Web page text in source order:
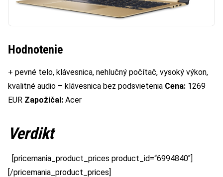
Hodnotenie
+ pevné telo, klávesnica, nehlučný počítač, vysoký výkon,
kvalitné audio – klávesnica bez podsvietenia Cena: 1269
EUR Zapožičal: Acer
Verdikt
[pricemania_product_prices product_id=“6994840″]
[/pricemania_product_prices]